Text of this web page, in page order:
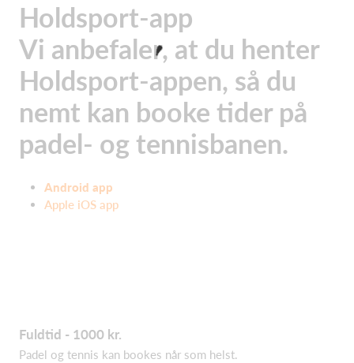
Holdsport-app
Vi anbefaler, at du henter
Holdsport-appen, så du
nemt kan booke tider på
padel- og tennisbanen.
Android app
Apple iOS app
Fuldtid - 1000 kr.
Padel og tennis kan bookes når som helst.